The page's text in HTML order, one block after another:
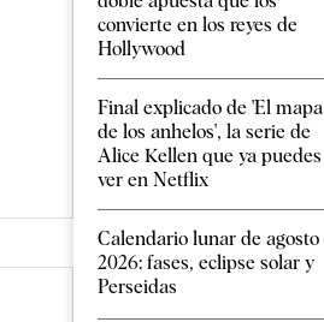
convierte en los reyes de
Hollywood
Final explicado de 'El mapa
de los anhelos', la serie de
Alice Kellen que ya puedes
ver en Netflix
Calendario lunar de agosto
2026: fases, eclipse solar y
Perseidas